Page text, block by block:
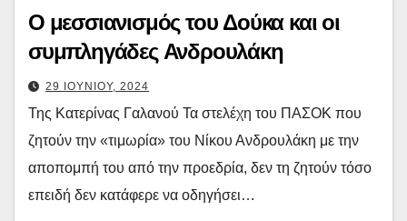
Ο μεσσιανισμός του Δούκα και οι
συμπληγάδες Ανδρουλάκη
29 ΙΟΥΝΙΟΥ, 2024
Της Κατερίνας Γαλανού Τα στελέχη του ΠΑΣΟΚ που
ζητούν την «τιμωρία» του Νίκου Ανδρουλάκη με την
αποπομπή του από την προεδρία, δεν τη ζητούν τόσο
επειδή δεν κατάφερε να οδηγήσει…